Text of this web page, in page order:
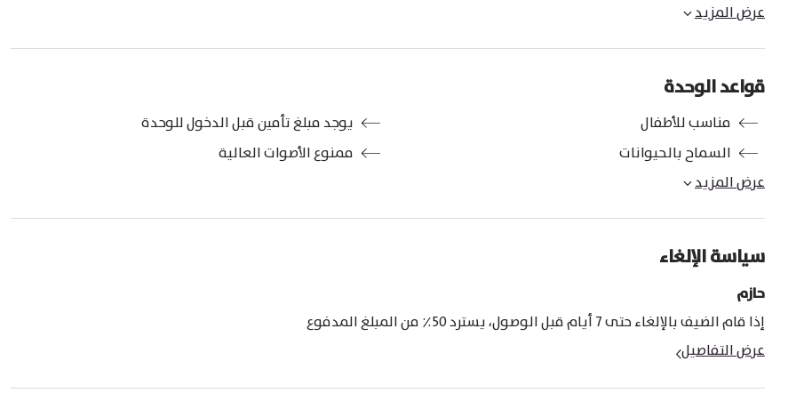
عرض المزيد
قواعد الوحدة
مناسب للأطفال
يوجد مبلغ تأمين قبل الدخول للوحدة
السماح بالحيوانات
ممنوع الأصوات العالية
عرض المزيد
سياسة الإلغاء
حازم
إذا قام الضيف بالإلغاء حتى 7 أيام قبل الوصول، يسترد 50٪ من المبلغ المدفوع
عرض التفاصيل